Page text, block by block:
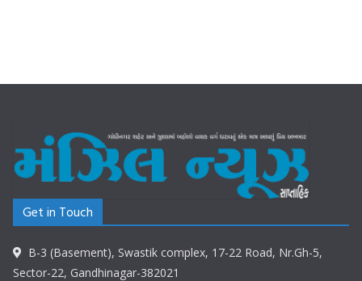
Get in Touch
B-3 (Basement), Swastik complex, 17-22 Road, Nr.Gh-5,
Sector-22, Gandhinagar-382021